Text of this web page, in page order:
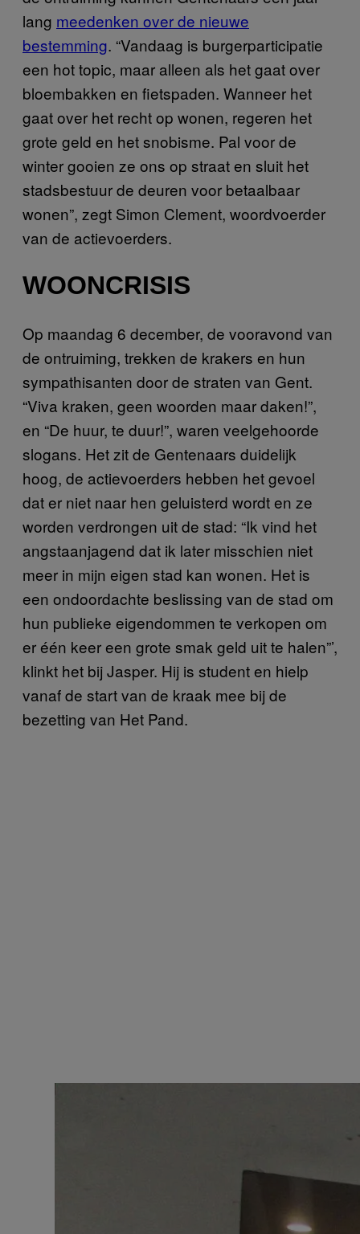
lang meedenken over de nieuwe
bestemming. “Vandaag is burgerparticipatie
een hot topic, maar alleen als het gaat over
bloembakken en fietspaden. Wanneer het
gaat over het recht op wonen, regeren het
grote geld en het snobisme. Pal voor de
winter gooien ze ons op straat en sluit het
stadsbestuur de deuren voor betaalbaar
wonen”, zegt Simon Clement, woordvoerder
van de actievoerders.
WOONCRISIS
Op maandag 6 december, de vooravond van
de ontruiming, trekken de krakers en hun
sympathisanten door de straten van Gent.
“Viva kraken, geen woorden maar daken!”,
en “De huur, te duur!”, waren veelgehoorde
slogans. Het zit de Gentenaars duidelijk
hoog, de actievoerders hebben het gevoel
dat er niet naar hen geluisterd wordt en ze
worden verdrongen uit de stad: “Ik vind het
angstaanjagend dat ik later misschien niet
meer in mijn eigen stad kan wonen. Het is
een ondoordachte beslissing van de stad om
hun publieke eigendommen te verkopen om
er één keer een grote smak geld uit te halen”’,
klinkt het bij Jasper. Hij is student en hielp
vanaf de start van de kraak mee bij de
bezetting van Het Pand.